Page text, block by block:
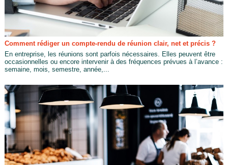
Comment rédiger un compte-rendu de réunion clair, net et précis ?
En entreprise, les réunions sont parfois nécessaires. Elles peuvent être
occasionnelles ou encore intervenir à des fréquences prévues à l’avance :
semaine, mois, semestre, année,...